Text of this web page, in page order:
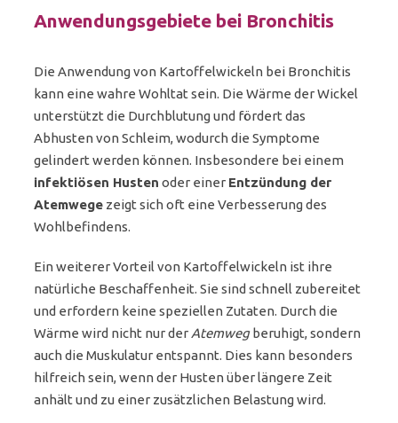
Anwendungsgebiete bei Bronchitis
Die Anwendung von Kartoffelwickeln bei Bronchitis
kann eine wahre Wohltat sein. Die Wärme der Wickel
unterstützt die Durchblutung und fördert das
Abhusten von Schleim, wodurch die Symptome
gelindert werden können. Insbesondere bei einem
infektiösen Husten oder einer Entzündung der
Atemwege zeigt sich oft eine Verbesserung des
Wohlbefindens.
Ein weiterer Vorteil von Kartoffelwickeln ist ihre
natürliche Beschaffenheit. Sie sind schnell zubereitet
und erfordern keine speziellen Zutaten. Durch die
Wärme wird nicht nur der Atemwegberuhigt, sondern
auch die Muskulatur entspannt. Dies kann besonders
hilfreich sein, wenn der Husten über längere Zeit
anhält und zu einer zusätzlichen Belastung wird.